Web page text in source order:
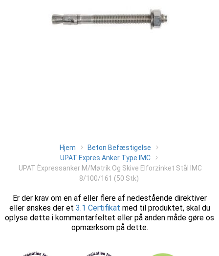
Hjem
Beton Befæstigelse
UPAT Expres Anker Type IMC
UPAT Èxpressanker M/Møtrik Og Skive Elforzinket Stål IMC
8/100/161 (50 Stk)
Er der krav om en af eller flere af nedestående direktiver
eller ønskes der et 3.1 Certifikat med til produktet, skal du
oplyse dette i kommentarfeltet eller på anden måde gøre os
opmærksom på dette.